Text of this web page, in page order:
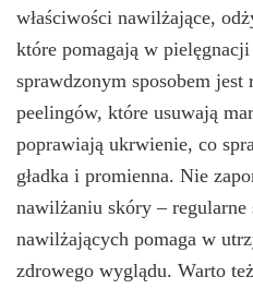
właściwości nawilżające,
które pomagają w
sprawdzonym sposobem jest
peelingów, które usuwają
poprawiają ukrwienie, co
gładka i promienna. Nie
nawilżaniu skóry – regularne
nawilżających pomaga w
zdrowego wyglądu. Warto